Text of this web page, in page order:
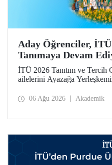
Aday Öğrenciler,
Tanımaya Devam
İTÜ 2026 Tanıtım ve Tercih
ailelerini Ayazağa
ilgili fakülte ve birimler
06 Ağu 2026 Akademik